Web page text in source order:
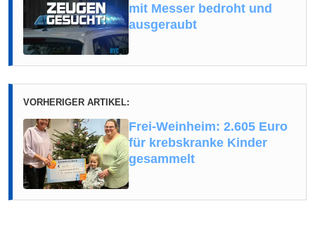
mit Messer bedroht und
ausgeraubt
VORHERIGER ARTIKEL:
Frei-Weinheim: 2.605 Euro
für krebskranke Kinder
gesammelt